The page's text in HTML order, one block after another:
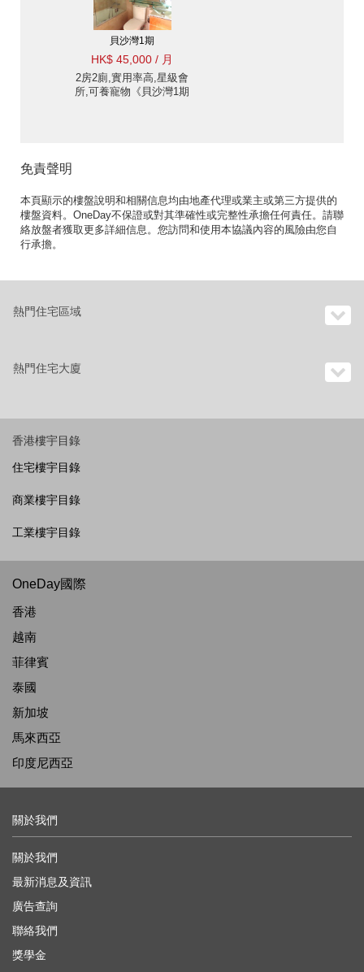
貝沙灣1期
HK$ 45,000 / 月
2房2廁,實用率高,星級會
所,可養寵物《貝沙灣1期
免責聲明
本頁顯示的樓盤說明和相關信息均由地產代理或業主或第三方提供的
樓盤資料。OneDay不保證或對其準確性或完整性承擔任何責任。請聯
絡放盤者獲取更多詳細信息。您訪問和使用本協議內容的風險由您自
行承擔。
熱門住宅區域
熱門住宅大廈
香港樓宇目錄
住宅樓宇目錄
商業樓宇目錄
工業樓宇目錄
OneDay國際
香港
越南
菲律賓
泰國
新加坡
馬來西亞
印度尼西亞
關於我們
關於我們
最新消息及資訊
廣告查詢
聯絡我們
獎學金